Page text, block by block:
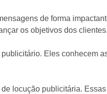
de forma
os objetivos dos clientes.
Eles conhecem
locução publicitária.